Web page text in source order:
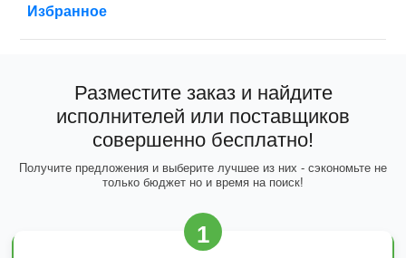
Избранное
Разместите заказ и найдите
исполнителей или поставщиков
совершенно бесплатно!
Получите предложения и выберите лучшее из них - сэкономьте не
только бюджет но и время на поиск!
1